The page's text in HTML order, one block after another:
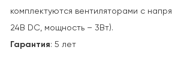
комплектуются вентиляторами с
24В DC, мощность – 3Вт).
Гарантия: 5 лет